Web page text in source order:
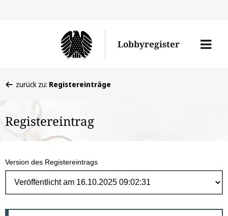
Lobbyregister
Menü
befinden
hier:
zurück zu: Registereinträge
Registereintrag
Version des Registereintrags